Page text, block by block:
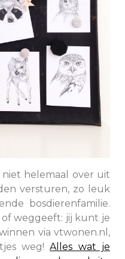
helemaal over uit
versturen, zo leuk
bosdierenfamilie.
weggeeft: jij kunt je
via vtwonen.nl,
weg!Alles wat je